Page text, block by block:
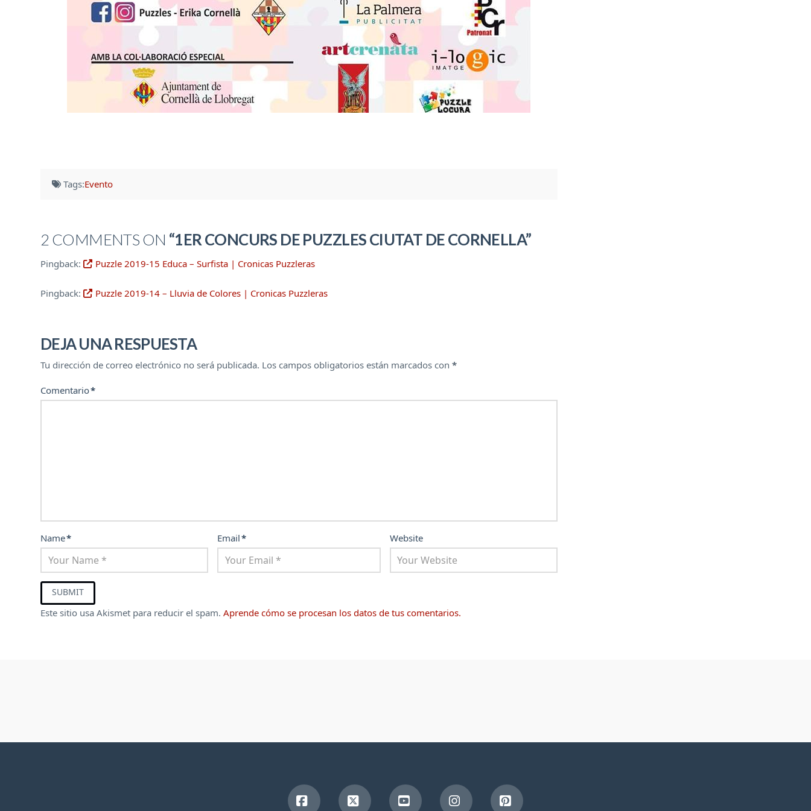
Tags:Evento
2 COMMENTS ON “1ER CONCURS DE PUZZLES CIUTAT DE CORNELLA”
Pingback: Puzzle 2019-15 Educa – Surfista | Cronicas Puzzleras
Pingback: Puzzle 2019-14 – Lluvia de Colores | Cronicas Puzzleras
DEJA UNA RESPUESTA
Tu dirección de correo electrónico no será publicada. Los campos obligatorios están marcados con*
Comentario*
Name* Email* Website
Este sitio usa Akismet para reducir el spam.Aprende cómo se procesan los datos de tus comentarios.